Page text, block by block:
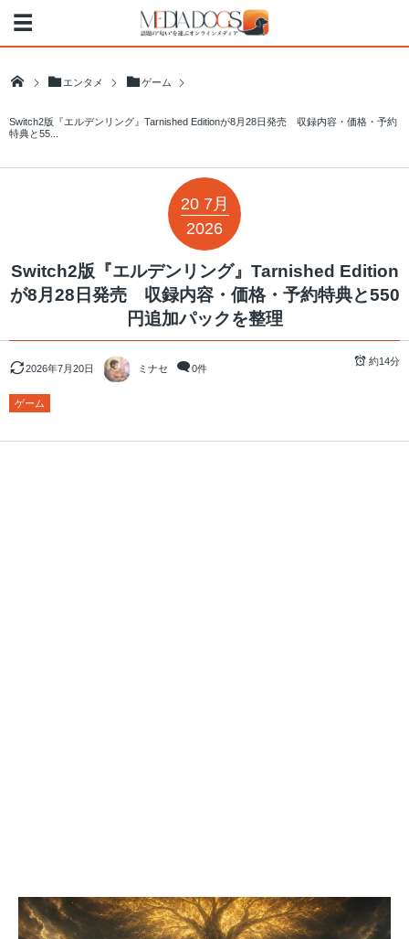
エンタメ ゲーム
Switch2版『エルデンリング』Tarnished Editionが8月28日発売 収録内容・価格・予約
特典と55...
20 7月
2026
Switch2版『エルデンリング』Tarnished Edition
が8月28日発売 収録内容・価格・予約特典と550
円追加パックを整理
2026年7月20日 ミナセ 0件
約14分
ゲーム